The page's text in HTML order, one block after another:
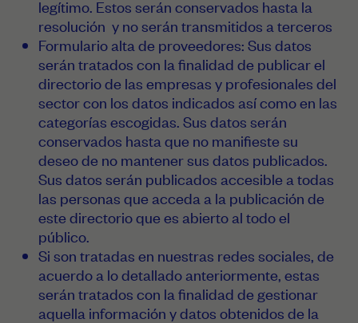
legítimo. Estos serán conservados hasta la
resolución y no serán transmitidos a terceros
Formulario alta de proveedores: Sus datos
serán tratados con la finalidad de publicar el
directorio de las empresas y profesionales del
sector con los datos indicados así como en las
categorías escogidas. Sus datos serán
conservados hasta que no manifieste su
deseo de no mantener sus datos publicados.
Sus datos serán publicados accesible a todas
las personas que acceda a la publicación de
este directorio que es abierto al todo el
público.
Si son tratadas en nuestras redes sociales, de
acuerdo a lo detallado anteriormente, estas
serán tratados con la finalidad de gestionar
aquella información y datos obtenidos de la